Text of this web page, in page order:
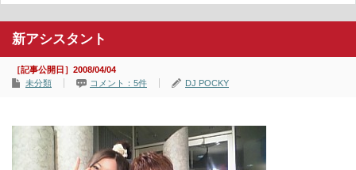
新アシスタント
［記事公開日］2008/04/04
未分類
コメント：5件 DJ POCKY